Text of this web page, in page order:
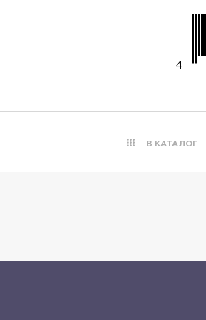
4
В КАТАЛОГ